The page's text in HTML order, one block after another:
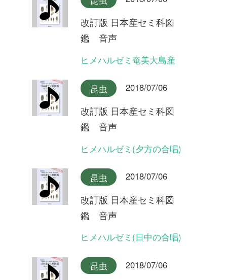
昆虫 2018/07/06
改訂版 日本産セミ科図
大島産
昆虫 2018/07/06
改訂版 日本産セミ科図
リュウキュウアブラゼミ沖縄
本島産
昆虫
改訂版 日本産セミ科図
アブラゼミ
昆虫 2018/07/06